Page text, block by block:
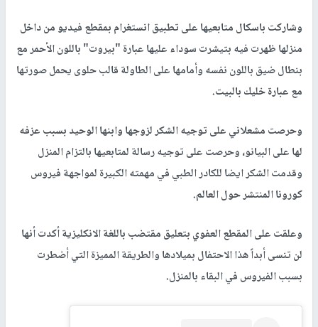
وشاركت باسكال متابعيها على تطبيق انستغرام بمقطع فيديو من داخل
منزلها ظهرت فيه بتيشرت سوداء عليها عبارة "بيروت" باللون الأحمر مع
بنطال ضيق باللون نفسه وأمامها على الطاولة قالب حلوى يحمل صورتها
مع عبارة خليك بالبيت.
وحرصت مشعلاني على توجيه الشكر لزوجها وابنها الوحيد بسبب عزفه
لها على البيانو، وحرصت على توجيه رسالة لمتابعيها بالتزام المنزل
وقدمت الشكر ايضا للكادر الطبي في مهمته الكبيرة لمواجهة فيروس
كورونا المنتشر حول العالم.
وعلقت على المقطع العفوي بتعليق مقتضب باللغة الانكليزية أكدت أنها
لن تنسى أبداً هذا الاحتفال بميلادها والطريقة المميزة التي أضطرت
بسبب الفيروس في البقاء بالمنزل.